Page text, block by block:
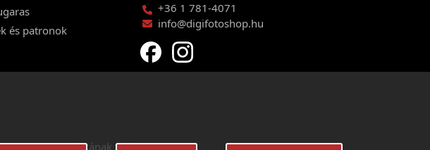
és patronok
+36 1 781-4071
info@digifotoshop.hu
használatának feltételei